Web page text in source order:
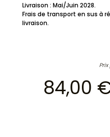
Livraison : Mai/Juin 2028.
Frais de transport en sus à
livraison.
84,00